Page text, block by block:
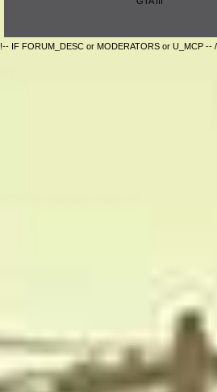
!-- IF FORUM_DESC or MODERATORS or U_MCP --